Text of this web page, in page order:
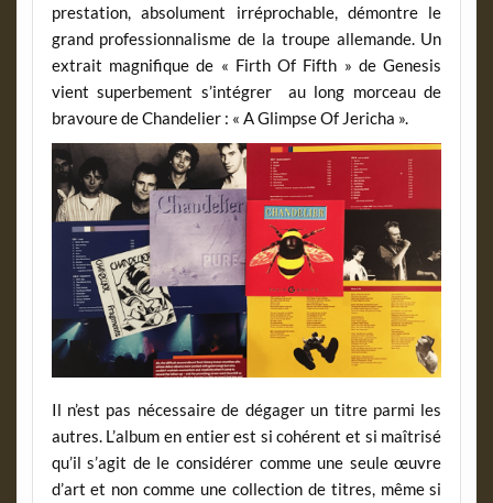
prestation, absolument irréprochable, démontre le
grand professionnalisme de la troupe allemande. Un
extrait magnifique de « Firth Of Fifth » de Genesis
vient superbement s’intégrer au long morceau de
bravoure de Chandelier : « A Glimpse Of Jericha ».
Il n’est pas nécessaire de dégager un titre parmi les
autres. L’album en entier est si cohérent et si maîtrisé
qu’il s’agit de le considérer comme une seule œuvre
d’art et non comme une collection de titres, même si